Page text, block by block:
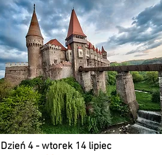
Dzień 4 - wtorek 14 lipiec